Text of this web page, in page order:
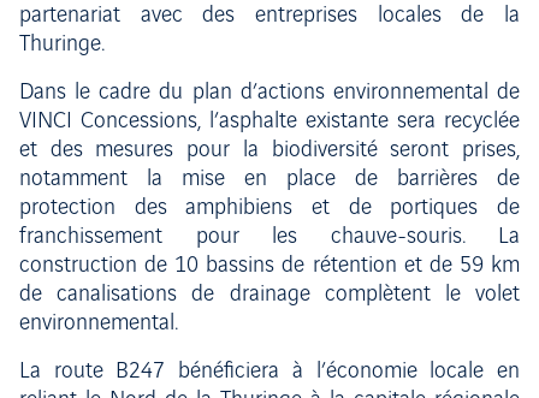
partenariat avec des entreprises locales de la
Thuringe.
Dans le cadre du plan d’actions environnemental de
VINCI Concessions, l’asphalte existante sera recyclée
et des mesures pour la biodiversité seront prises,
notamment la mise en place de barrières de
protection des amphibiens et de portiques de
franchissement pour les chauve-souris. La
construction de 10 bassins de rétention et de 59 km
de canalisations de drainage complètent le volet
environnemental.
La route B247 bénéficiera à l’économie locale en